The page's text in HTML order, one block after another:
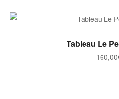
AJOUTER
Tableau Le
160,00